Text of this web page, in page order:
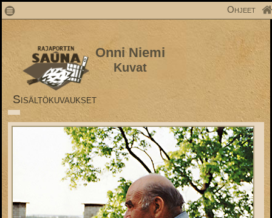
1 Ohjeet
Onni Niemi
Kuvat
Sisältökuvaukset